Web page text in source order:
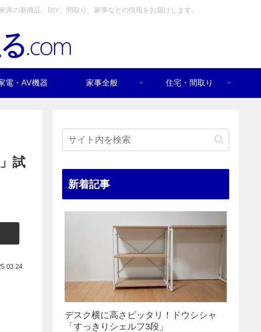
の新商品、DIY、間取り、家事などの情報をお届けします。
電・AV機器 家事全般 住宅・間取り
試
新着記事
デスク横に高さピッタリ！ドウシシャ
「すっきりシェルフ3段」